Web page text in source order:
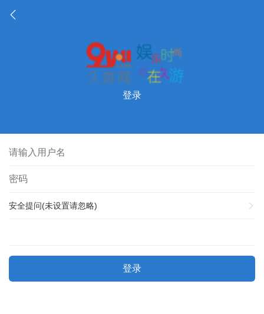
登录
安全提问(未设置请忽略)
登录